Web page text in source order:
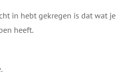
in hebt gekregen is dat wat je
heeft.